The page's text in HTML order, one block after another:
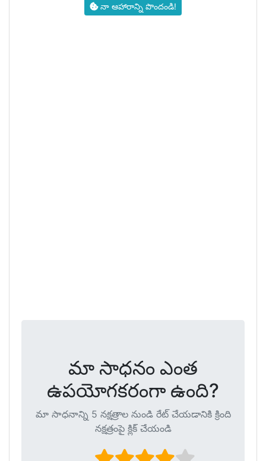
నా ఆహారాన్ని పొందండి!
మా సాధనం ఎంత
ఉపయోగకరంగా ఉంది?
మా సాధనాన్ని 5 నక్షత్రాల నుండి రేట్ చేయడానికి క్రింది
నక్షత్రంపై క్లిక్ చేయండి